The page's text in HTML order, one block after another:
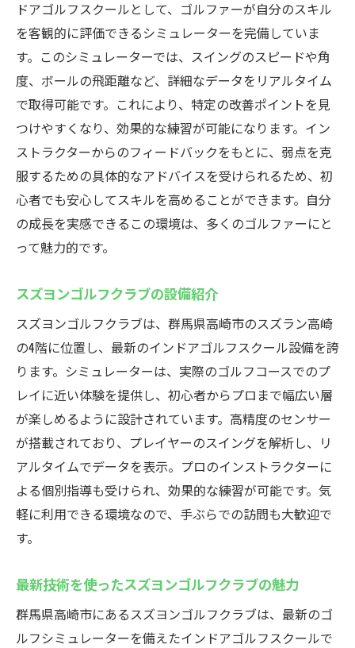
ドアゴルフスクールとして、ゴルファーが自分のスキル
を客観的に評価できるシミュレーターを完備していま
す。このシミュレーターでは、スイングのスピードや角
度、ボールの飛距離など、詳細なデータをリアルタイム
で取得可能です。これにより、特定の改善ポイントを見
つけやすくなり、効果的な練習が可能になります。イン
ストラクターからのフィードバックをもとに、弱点を克
服するための具体的なアドバイスを受けられるため、初
心者でも安心してスキルを高めることができます。自分
の成長を実感できるこの環境は、多くのゴルファーにと
って魅力的です。
スズヨンゴルフクラブの設備紹介
スズヨンゴルフクラブは、群馬県高崎市のスズラン高崎
の4階に位置し、最新のインドアゴルフスクール設備を誇
ります。シミュレーターは、実際のゴルフコースでのプ
レイに近い体験を提供し、初心者からプロまで幅広い層
が楽しめるように設計されています。高精度のセンサー
が搭載されており、プレイヤーのスイングを解析し、リ
アルタイムでデータを表示。プロのインストラクターに
よる個別指導も受けられ、効果的な練習が可能です。気
軽に利用できる環境なので、手ぶらでの訪問も大歓迎で
す。
最新技術を使ったスズヨンゴルフクラブの魅力
群馬県高崎市にあるスズヨンゴルフクラブは、最新のゴ
ルフシミュレーターを備えたインドアゴルフスクールで